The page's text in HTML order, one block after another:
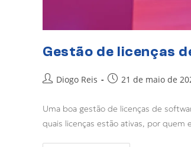
Gestão de licenças
Diogo Reis 21 de maio de
Uma boa gestão de licenças de
quais licenças estão ativas, por quem